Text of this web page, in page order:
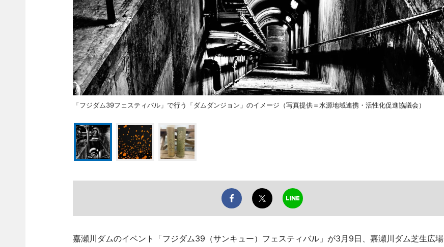
「フジダム39フェスティバル」で行う「ダムダンジョン」のイメージ（写真提供＝水源地域連携・活性化促進協議会）
嘉瀬川ダムのイベント「フジダム39（サンキュー）フェスティバル」が3月9日、嘉瀬川ダム芝生広場